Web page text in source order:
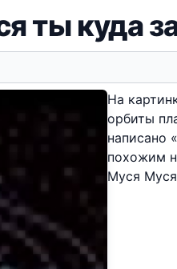
ты куда
На
орбиты
написано
похожим
Муся Муся